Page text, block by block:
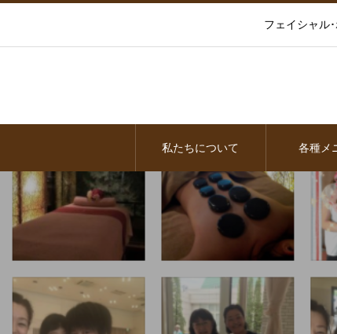
フェイシャル
私たちについて 各種メ